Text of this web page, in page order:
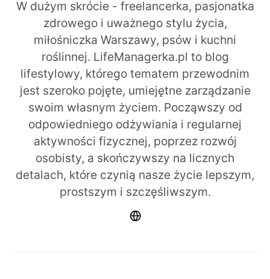
W dużym skrócie - freelancerka, pasjonatka
zdrowego i uważnego stylu życia,
miłośniczka Warszawy, psów i kuchni
roślinnej. LifeManagerka.pl to blog
lifestylowy, którego tematem przewodnim
jest szeroko pojęte, umiejętne zarządzanie
swoim własnym życiem. Począwszy od
odpowiedniego odżywiania i regularnej
aktywności fizycznej, poprzez rozwój
osobisty, a skończywszy na licznych
detalach, które czynią nasze życie lepszym,
prostszym i szczęśliwszym.